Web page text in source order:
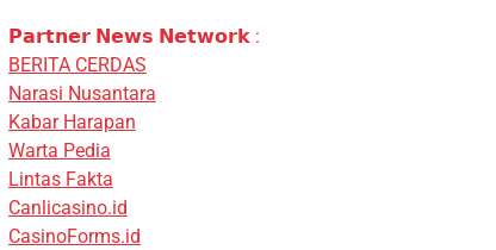
𝗣𝗮𝗿𝘁𝗻𝗲𝗿 𝗡𝗲𝘄𝘀 𝗡𝗲𝘁𝘄𝗼𝗿𝗸 :
BERITA CERDAS
Narasi Nusantara
Kabar Harapan
Warta Pedia
Lintas Fakta
Canlicasino.id
CasinoForms.id